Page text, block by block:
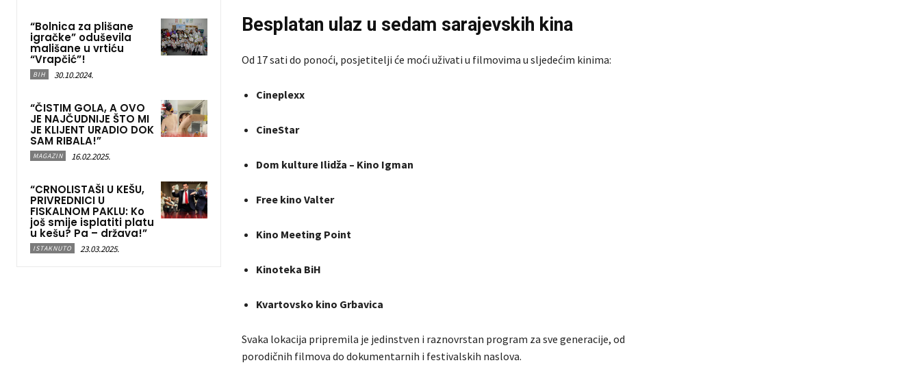
“Bolnica za plišane
igračke” oduševila
mališane u vrtiću
“Vrapčić”!
BIH 30.10.2024.
“ČISTIM GOLA, A OVO
JE NAJČUDNIJE ŠTO MI
JE KLIJENT URADIO DOK
SAM RIBALA!”
MAGAZIN 16.02.2025.
“CRNOLISTAŠI U KEŠU,
PRIVREDNICI U
FISKALNOM PAKLU: Ko
još smije isplatiti platu
u kešu? Pa – država!”
ISTAKNUTO 23.03.2025.
Besplatan ulaz u sedam sarajevskih kina
Od 17 sati do ponoći, posjetitelji će moći uživati u filmovima u sljedećim kinima:
Cineplexx
CineStar
Dom kulture Ilidža – Kino Igman
Free kino Valter
Kino Meeting Point
Kinoteka BiH
Kvartovsko kino Grbavica
Svaka lokacija pripremila je jedinstven i raznovrstan program za sve generacije, od
porodičnih filmova do dokumentarnih i festivalskih naslova.